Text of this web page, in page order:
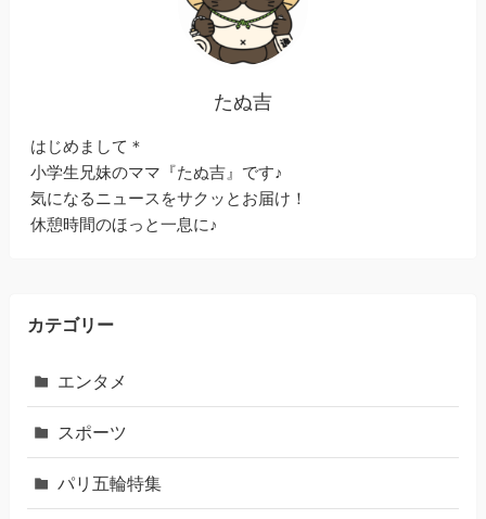
たぬ吉
はじめまして＊
小学生兄妹のママ『たぬ吉』です♪
気になるニュースをサクッとお届け！
休憩時間のほっと一息に♪
カテゴリー
エンタメ
スポーツ
パリ五輪特集